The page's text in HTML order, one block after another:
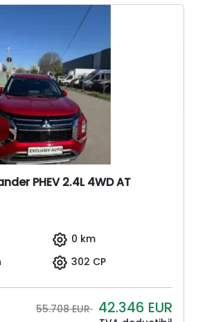
PHEV 2.4L 4WD AT
0 km
302 CP
55.708 EUR 42.346 EUR